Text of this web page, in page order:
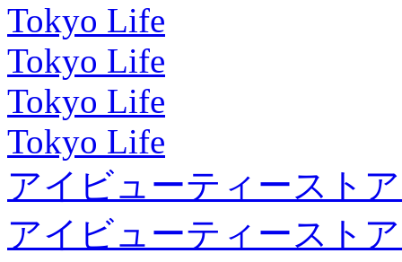
Tokyo Life
Tokyo Life
Tokyo Life
Tokyo Life
アイビューティースト
アイビューティースト